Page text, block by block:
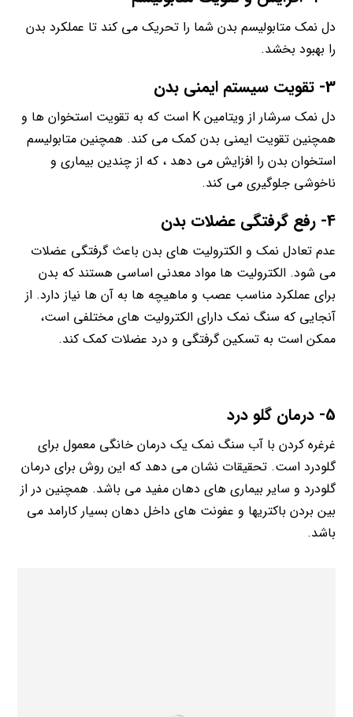
دل نمک متابولیسم بدن شما را تحریک می کند تا عملکرد بدن
را بهبود بخشد.
3- تقویت سیستم ایمنی بدن
دل نمک سرشار از ویتامین K است که به تقویت استخوان ها و
همچنین تقویت ایمنی بدن کمک می کند. همچنین متابولیسم
استخوان بدن را افزایش می دهد ، که از چندین بیماری و
ناخوشی جلوگیری می کند.
4- رفع گرفتگی عضلات بدن
عدم تعادل نمک و الکترولیت های بدن باعث گرفتگی عضلات
می شود. الکترولیت ها مواد معدنی اساسی هستند که بدن
برای عملکرد مناسب عصب و ماهیچه ها به آن ها نیاز دارد. از
آنجایی که سنگ نمک دارای الکترولیت های مختلفی است،
ممکن است به تسکین گرفتگی و درد عضلات کمک کند.
5- درمان گلو درد
غرغره کردن با آب سنگ نمک یک درمان خانگی معمول برای
گلودرد است. تحقیقات نشان می دهد که این روش برای درمان
گلودرد و سایر بیماری های دهان مفید می باشد. همچنین در از
بین بردن باکتریها و عفونت های داخل دهان بسیار کارامد می
باشد.